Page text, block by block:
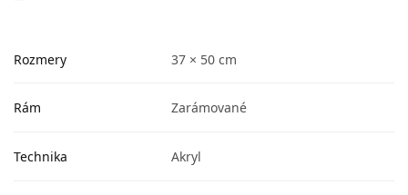
Rozmery 37 × 50 cm
Rám Zarámované
Technika Akryl